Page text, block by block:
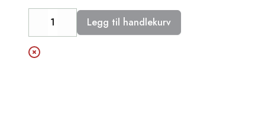
DecreaseIncreaseLegg til handlekurv